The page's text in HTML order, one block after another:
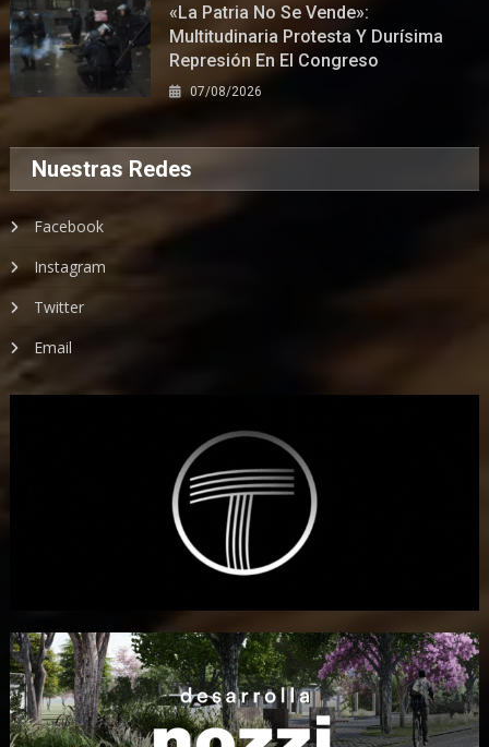
«La Patria No Se Vende»:
Multitudinaria Protesta Y Durísima
Represión En El Congreso
07/08/2026
Nuestras Redes
Facebook
Instagram
Twitter
Email